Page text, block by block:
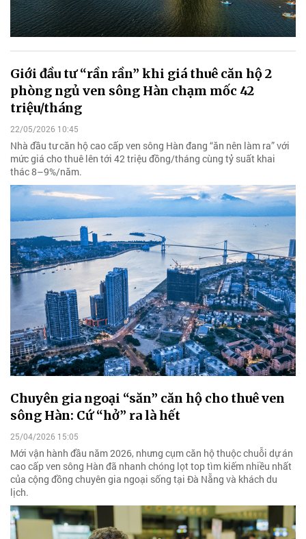
Giới đầu tư “rần rần” khi giá thuê căn hộ 2
phòng ngủ ven sông Hàn chạm mốc 42
triệu/tháng
22/05/2026 10:45
Nhà đầu tư căn hộ cao cấp ven sông Hàn đang “ăn nên làm ra” với
mức giá cho thuê lên tới 42 triệu đồng/tháng cùng tỷ suất khai
thác 8–9%/năm.
Chuyên gia ngoại “săn” căn hộ cho thuê ven
sông Hàn: Cứ “hở” ra là hết
25/04/2026 15:05
Mới vận hành đầu năm 2026, nhưng cụm căn hộ thuộc chuỗi dự án
cao cấp ven sông Hàn đã nhanh chóng lọt top tìm kiếm nhiều nhất
của cộng đồng chuyên gia ngoại sống tại Đà Nẵng và khách du
lịch.